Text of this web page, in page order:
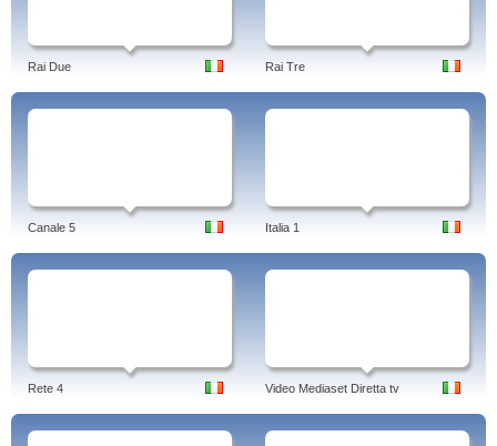
Rai Due Rai Tre
Canale 5 Italia 1
Rete 4 Video Mediaset Diretta tv